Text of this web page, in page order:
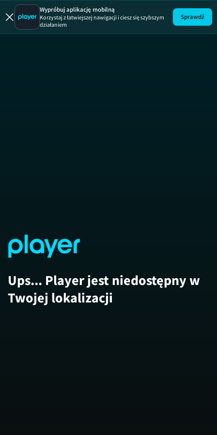
Dobra robota
Wypróbuj aplikację mobilną
Korzystaj z łatwiejszej nawigacji i ciesz się szybszym
działaniem
Sprawdź
Ups... Player jest niedostępny w
Twojej lokalizacji